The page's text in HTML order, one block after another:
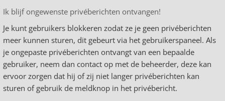
Ik blijf ongewenste privéberichten ontvangen!
Je kunt gebruikers blokkeren zodat ze je geen privéberichten
meer kunnen sturen, dit gebeurt via het gebruikerspaneel. Als
je ongepaste privéberichten ontvangt van een bepaalde
gebruiker, neem dan contact op met de beheerder, deze kan
ervoor zorgen dat hij of zij niet langer privéberichten kan
sturen of gebruik de meldknop in het privébericht.